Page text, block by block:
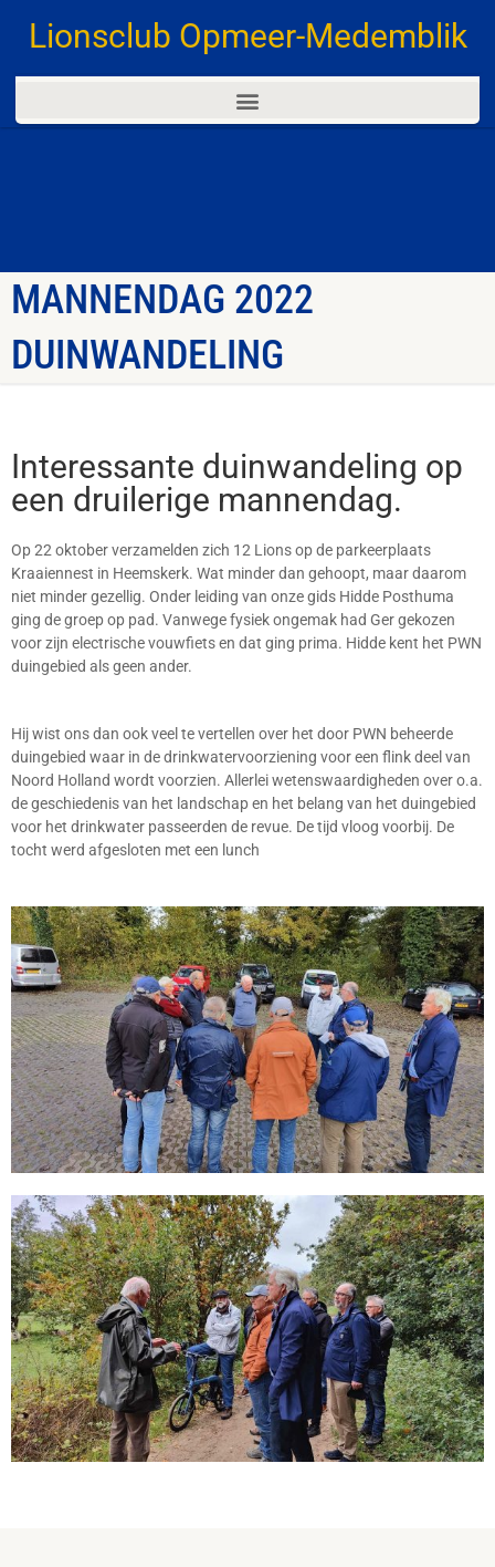
Lionsclub Opmeer-Medemblik
MANNENDAG 2022
DUINWANDELING
Interessante duinwandeling op
een druilerige mannendag.
Op 22 oktober verzamelden zich 12 Lions op de parkeerplaats
Kraaiennest in Heemskerk. Wat minder dan gehoopt, maar daarom
niet minder gezellig. Onder leiding van onze gids Hidde Posthuma
ging de groep op pad. Vanwege fysiek ongemak had Ger gekozen
voor zijn electrische vouwfiets en dat ging prima. Hidde kent het PWN
duingebied als geen ander.
Hij wist ons dan ook veel te vertellen over het door PWN beheerde
duingebied waar in de drinkwatervoorziening voor een flink deel van
Noord Holland wordt voorzien. Allerlei wetenswaardigheden over o.a.
de geschiedenis van het landschap en het belang van het duingebied
voor het drinkwater passeerden de revue. De tijd vloog voorbij. De
tocht werd afgesloten met een lunch